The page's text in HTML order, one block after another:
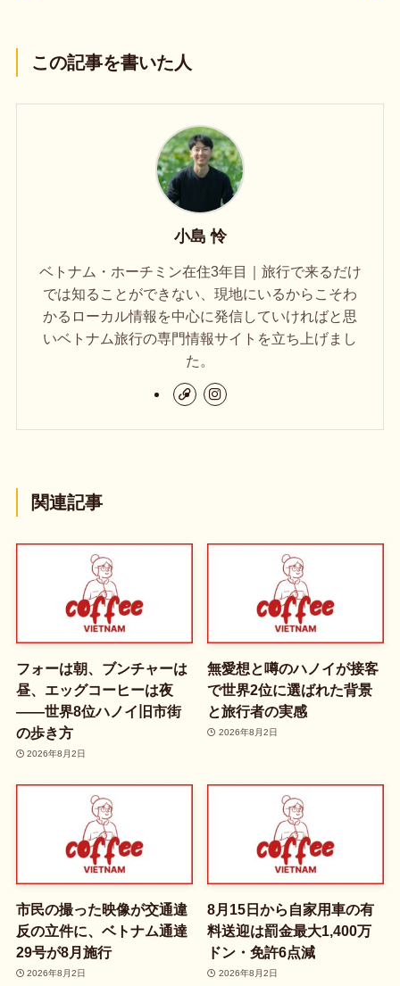
この記事を書いた人
小島 怜
ベトナム・ホーチミン在住3年目｜旅行で来るだけ
では知ることができない、現地にいるからこそわ
かるローカル情報を中心に発信していければと思
いベトナム旅行の専門情報サイトを立ち上げまし
た。
関連記事
フォーは朝、ブンチャーは
昼、エッグコーヒーは夜
——世界8位ハノイ旧市街
の歩き方
2026年8月2日
無愛想と噂のハノイが接客
で世界2位に選ばれた背景
と旅行者の実感
2026年8月2日
市民の撮った映像が交通違
反の立件に、ベトナム通達
29号が8月施行
2026年8月2日
8月15日から自家用車の有
料送迎は罰金最大1,400万
ドン・免許6点減
2026年8月2日